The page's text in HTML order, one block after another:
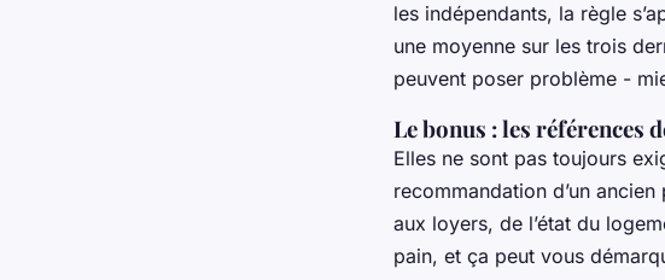
les indépendants, la règle
une moyenne sur les trois
peuvent poser problème -
Le bonus : les références
Elles ne sont pas toujours
recommandation d’un
aux loyers, de l’état du
pain, et ça peut vous